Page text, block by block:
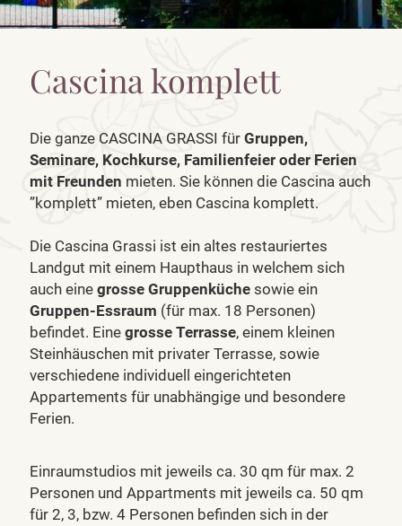
Cascina komplett
Die ganze CASCINA GRASSI für Gruppen,
Seminare, Kochkurse, Familienfeier oder Ferien
mit Freunden mieten. Sie können die Cascina auch
”komplett” mieten, eben Cascina komplett.
Die Cascina Grassi ist ein altes restauriertes
Landgut mit einem Haupthaus in welchem sich
auch eine grosse Gruppenküche sowie ein
Gruppen-Essraum (für max. 18 Personen)
befindet. Eine grosse Terrasse, einem kleinen
Steinhäuschen mit privater Terrasse, sowie
verschiedene individuell eingerichteten
Appartements für unabhängige und besondere
Ferien.
Einraumstudios mit jeweils ca. 30 qm für max. 2
Personen und Appartments mit jeweils ca. 50 qm
für 2, 3, bzw. 4 Personen befinden sich in der